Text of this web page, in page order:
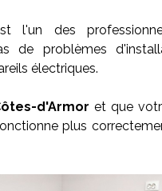
l'un des
de problèmes
électriques.
d'Armor et que
plus